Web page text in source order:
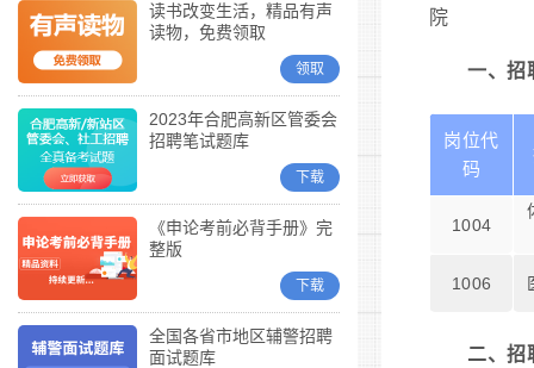
读书改变生活，精品有声
读物，免费领取
领取
2023年合肥高新区管委会
招聘笔试题库
下载
《申论考前必背手册》完
整版
下载
全国各省市地区辅警招聘
面试题库
院
一、招
岗位代
码
1004
1006
二、招